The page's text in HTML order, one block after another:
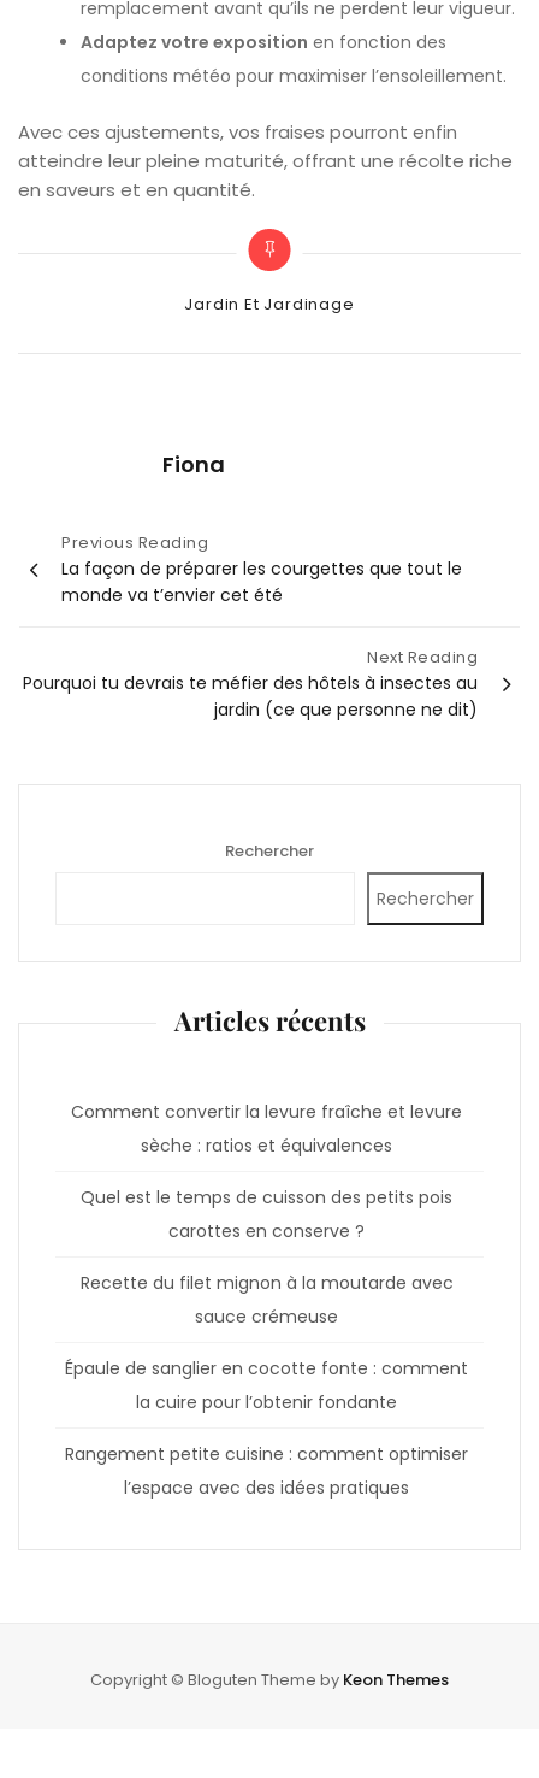
remplacement avant qu’ils ne perdent leur vigueur.
Adaptez votre exposition en fonction des
conditions météo pour maximiser l’ensoleillement.
Avec ces ajustements, vos fraises pourront enfin
atteindre leur pleine maturité, offrant une récolte riche
en saveurs et en quantité.
Categories
Jardin Et Jardinage
Fiona
Navigation
de
l’article
Previous Reading
La façon de préparer les courgettes que tout le
monde va t’envier cet été
Next Reading
Pourquoi tu devrais te méfier des hôtels à insectes au
jardin (ce que personne ne dit)
Rechercher
Rechercher
Articles récents
Comment convertir la levure fraîche et levure
sèche : ratios et équivalences
Quel est le temps de cuisson des petits pois
carottes en conserve ?
Recette du filet mignon à la moutarde avec
sauce crémeuse
Épaule de sanglier en cocotte fonte : comment
la cuire pour l’obtenir fondante
Rangement petite cuisine : comment optimiser
l’espace avec des idées pratiques
Copyright © Bloguten Theme by Keon Themes